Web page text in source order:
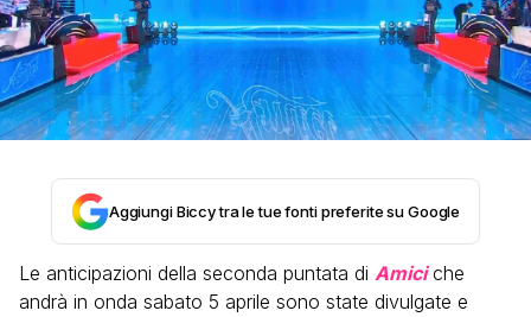
Aggiungi Biccy tra le tue fonti preferite su Google
Le anticipazioni della seconda puntata di Amiciche
andrà in onda sabato 5 aprile sono state divulgate e